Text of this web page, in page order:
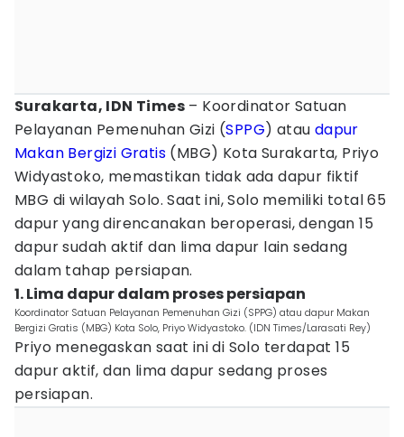
Surakarta, IDN Times – Koordinator Satuan
Pelayanan Pemenuhan Gizi (SPPG) atau dapur
Makan Bergizi Gratis (MBG) Kota Surakarta, Priyo
Widyastoko, memastikan tidak ada dapur fiktif
MBG di wilayah Solo. Saat ini, Solo memiliki total 65
dapur yang direncanakan beroperasi, dengan 15
dapur sudah aktif dan lima dapur lain sedang
dalam tahap persiapan.
1. Lima dapur dalam proses persiapan
Koordinator Satuan Pelayanan Pemenuhan Gizi (SPPG) atau dapur Makan
Bergizi Gratis (MBG) Kota Solo, Priyo Widyastoko. (IDN Times/Larasati Rey)
Priyo menegaskan saat ini di Solo terdapat 15
dapur aktif, dan lima dapur sedang proses
persiapan.